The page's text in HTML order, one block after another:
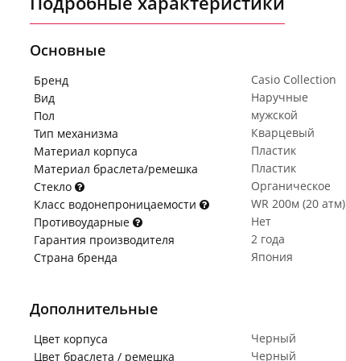
Основные
Бренд
Casio Collection
Вид
Наручные
Пол
мужской
Тип механизма
Кварцевый
Материал корпуса
Пластик
Материал браслета/ремешка
Пластик
Стекло
Органическое
Класс водонепроницаемости
WR 200м (20 атм)
Противоударные
Нет
Гарантия производителя
2 года
Страна бренда
Япония
Дополнительные
Цвет корпуса
Черный
Цвет браслета / ремешка
Черный